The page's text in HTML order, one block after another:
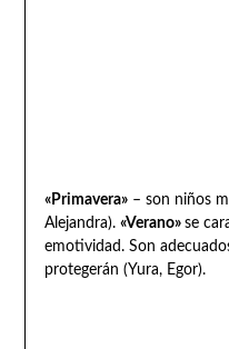
«Primavera»– son niños
Alejandra). «Verano» se
emotividad. Son
protegerán (Yura, Egor).